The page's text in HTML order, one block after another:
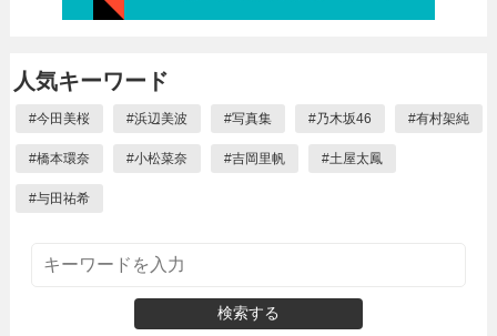
人気キーワード
#今田美桜 #浜辺美波 #写真集 #乃木坂46 #有村架純
#橋本環奈 #小松菜奈 #吉岡里帆 #土屋太鳳
#与田祐希
検索する